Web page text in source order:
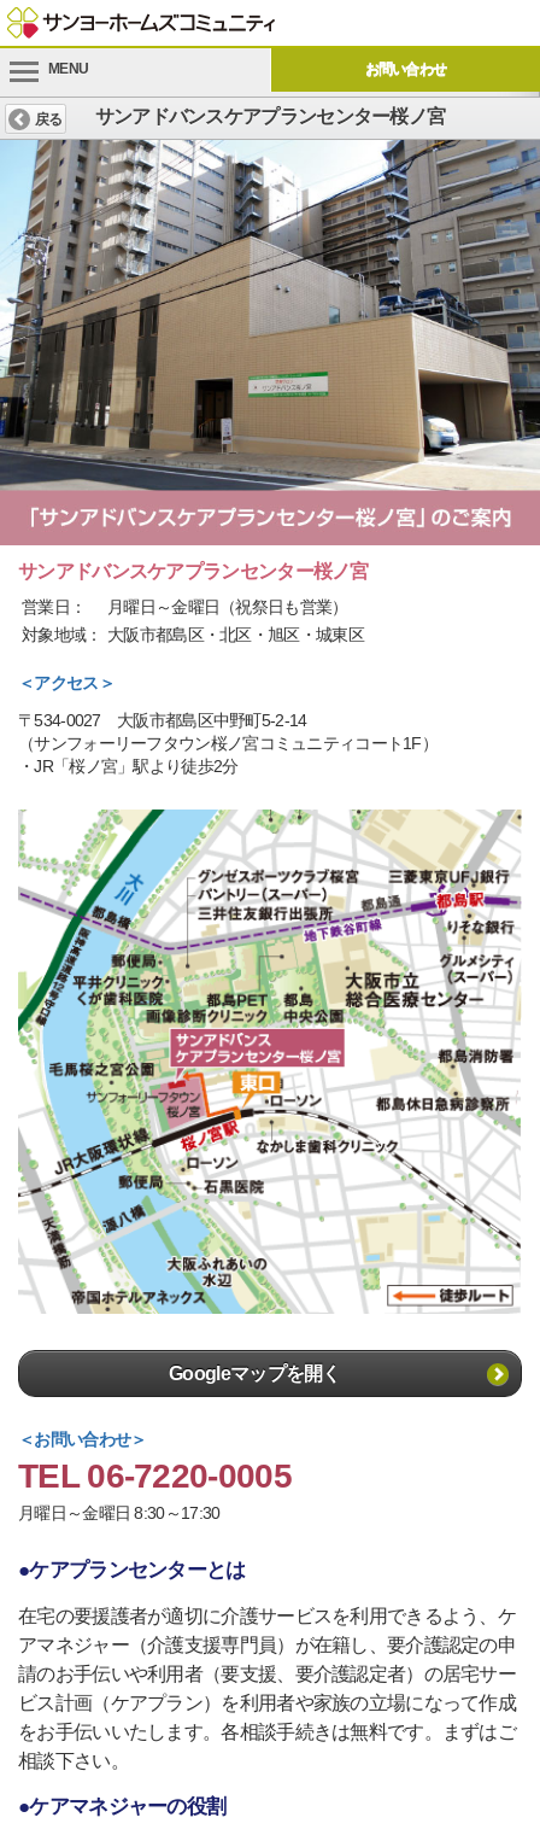
お問い合わせ
MENU
戻る サンアドバンスケアプランセンター桜ノ宮
サンアドバンスケアプランセンター桜ノ宮
営業日：
月曜日～金曜日（祝祭日も営業）
対象地域：
大阪市都島区・北区・旭区・城東区
＜アクセス＞
〒534-0027 大阪市都島区中野町5-2-14
（サンフォーリーフタウン桜ノ宮コミュニティコート1F）
・JR「桜ノ宮」駅より徒歩2分
Googleマップを開く
＜お問い合わせ＞
TEL 06-7220-0005
月曜日～金曜日 8:30～17:30
●ケアプランセンターとは
在宅の要援護者が適切に介護サービスを利用できるよう、ケ
アマネジャー（介護支援専門員）が在籍し、要介護認定の申
請のお手伝いや利用者（要支援、要介護認定者）の居宅サー
ビス計画（ケアプラン）を利用者や家族の立場になって作成
をお手伝いいたします。各相談手続きは無料です。まずはご
相談下さい。
●ケアマネジャーの役割